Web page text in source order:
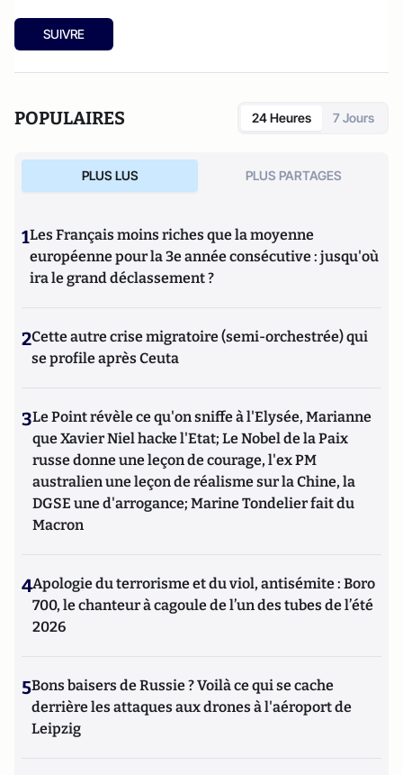
SUIVRE
POPULAIRES 24 Heures 7 Jours
PLUS LUS PLUS PARTAGES
1Les Français moins riches que la moyenne
européenne pour la 3e année consécutive : jusqu'où
ira le grand déclassement ?
2Cette autre crise migratoire (semi-orchestrée) qui
se profile après Ceuta
3Le Point révèle ce qu'on sniffe à l'Elysée, Marianne
que Xavier Niel hacke l'Etat; Le Nobel de la Paix
russe donne une leçon de courage, l'ex PM
australien une leçon de réalisme sur la Chine, la
DGSE une d'arrogance; Marine Tondelier fait du
Macron
4Apologie du terrorisme et du viol, antisémite : Boro
700, le chanteur à cagoule de l’un des tubes de l’été
2026
5Bons baisers de Russie ? Voilà ce qui se cache
derrière les attaques aux drones à l'aéroport de
Leipzig